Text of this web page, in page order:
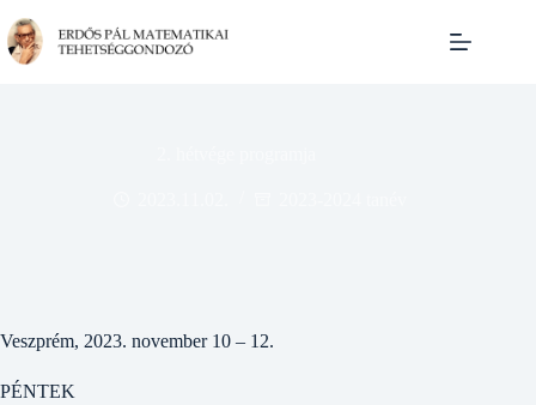
to
content
Veszprém, 2023. november 10 – 12.
PÉNTEK